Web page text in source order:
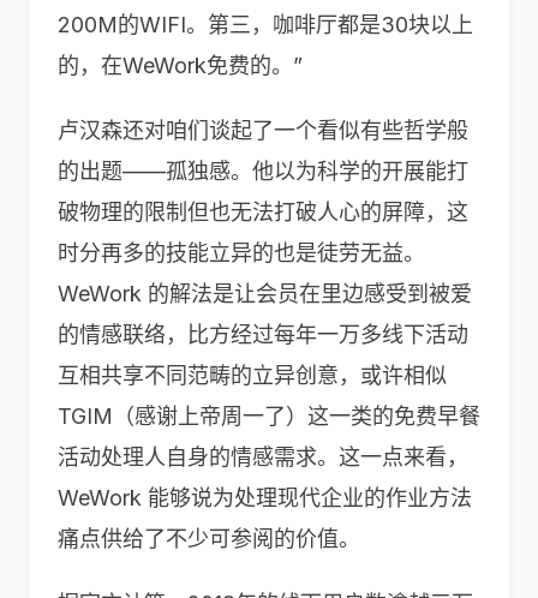
200M的WIFI。第三，咖啡厅都是30块以上
的，在WeWork免费的。”
卢汉森还对咱们谈起了一个看似有些哲学般
的出题——孤独感。他以为科学的开展能打
破物理的限制但也无法打破人心的屏障，这
时分再多的技能立异的也是徒劳无益。
WeWork 的解法是让会员在里边感受到被爱
的情感联络，比方经过每年一万多线下活动
互相共享不同范畴的立异创意，或许相似
TGIM（感谢上帝周一了）这一类的免费早餐
活动处理人自身的情感需求。这一点来看，
WeWork 能够说为处理现代企业的作业方法
痛点供给了不少可参阅的价值。